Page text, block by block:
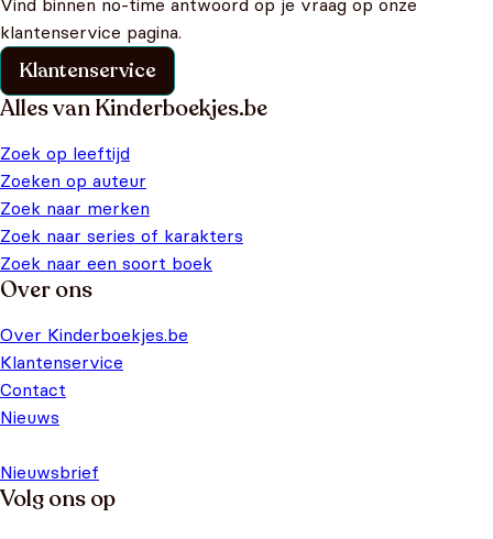
klantenservice pagina.
Klantenservice
Alles van Kinderboekjes.be
Zoek op leeftijd
Zoeken op auteur
Zoek naar merken
Zoek naar series of karakters
Zoek naar een soort boek
Over ons
Over Kinderboekjes.be
Klantenservice
Contact
Nieuws
Nieuwsbrief
Volg ons op